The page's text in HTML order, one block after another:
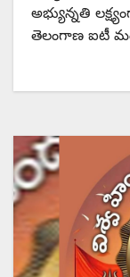
అభ్యున్నతి
తెలంగాణ ఐటీ